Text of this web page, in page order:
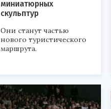
миниатюрных
скульптур
Они станут частью
нового туристического
маршрута.